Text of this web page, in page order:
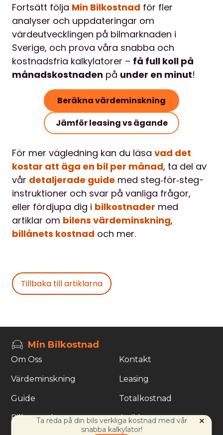
Fortsätt följa Min Bilkostnad för fler
analyser och uppdateringar om
värdeutvecklingen på bilmarknaden i
Sverige, och prova våra snabba och
kostnadsfria kalkylatorer – få full koll på
månadskostnaden på under en minut!
Beräkna värdeminskning
Jämför leasing vs ägande
För mer vägledning kan du läsa vad det
kostar att äga en bil per månad, ta del av
vår detaljerade guide med steg‐för‐steg-
instruktioner och svar på vanliga frågor,
eller fördjupa dig i bilkostnader med
artiklar om bilens värdeminskning,
billånets kostnad och mer.
Tillbaka till artiklarna
×
Ta reda på din bils verkliga kostnad med vår
snabba kalkylator!
Min Bilkostnad
Om Oss Kontakt
Värdeminskning Leasing
Guide Totalkostnad
Bilkostnader Artiklar